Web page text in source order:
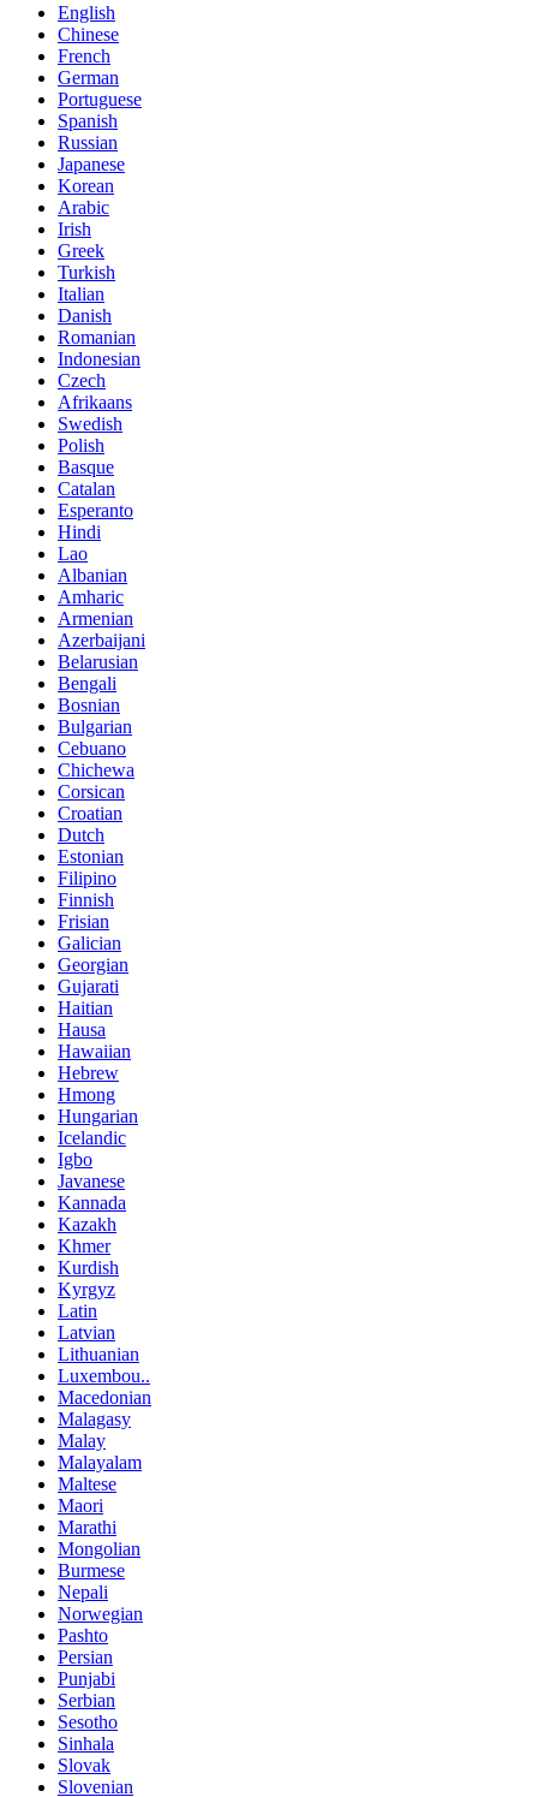
English
Chinese
French
German
Portuguese
Spanish
Russian
Japanese
Korean
Arabic
Irish
Greek
Turkish
Italian
Danish
Romanian
Indonesian
Czech
Afrikaans
Swedish
Polish
Basque
Catalan
Esperanto
Hindi
Lao
Albanian
Amharic
Armenian
Azerbaijani
Belarusian
Bengali
Bosnian
Bulgarian
Cebuano
Chichewa
Corsican
Croatian
Dutch
Estonian
Filipino
Finnish
Frisian
Galician
Georgian
Gujarati
Haitian
Hausa
Hawaiian
Hebrew
Hmong
Hungarian
Icelandic
Igbo
Javanese
Kannada
Kazakh
Khmer
Kurdish
Kyrgyz
Latin
Latvian
Lithuanian
Luxembou..
Macedonian
Malagasy
Malay
Malayalam
Maltese
Maori
Marathi
Mongolian
Burmese
Nepali
Norwegian
Pashto
Persian
Punjabi
Serbian
Sesotho
Sinhala
Slovak
Slovenian